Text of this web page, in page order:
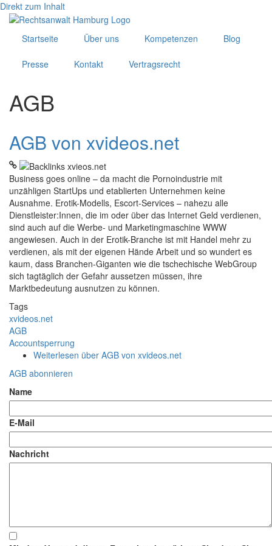
Direkt zum Inhalt
Startseite Über uns Kompetenzen Blog
Presse Kontakt Vertragsrecht
AGB
AGB von xvideos.net
Business goes online – da macht die Pornoindustrie mit
unzähligen StartUps und etablierten Unternehmen keine
Ausnahme. Erotik-Modells, Escort-Services – nahezu alle
Dienstleister:Innen, die im oder über das Internet Geld verdienen,
sind auch auf die Werbe- und Marketingmaschine WWW
angewiesen. Auch in der Erotik-Branche ist mit Handel mehr zu
verdienen, als mit der eigenen Hände Arbeit und so wundert es
kaum, dass Branchen-Giganten wie die tschechische WebGroup
sich tagtäglich der Gefahr aussetzen müssen, ihre
Marktbedeutung ausnutzen zu können.
Tags
xvideos.net
AGB
Accountsperrung
Weiterlesen über AGB von xvideos.net
AGB abonnieren
Name
E-Mail
Nachricht